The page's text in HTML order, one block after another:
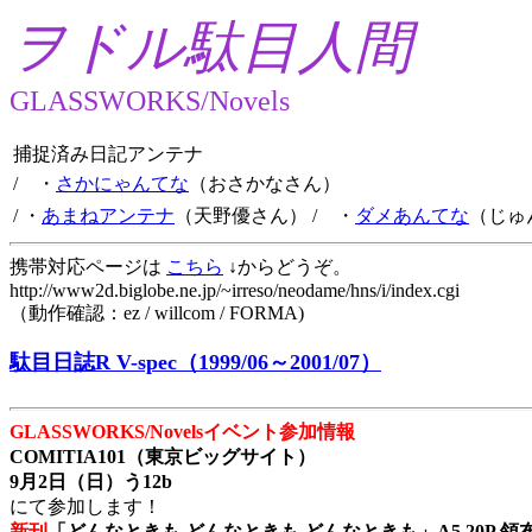
ヲドル駄目人間
GLASSWORKS/Novels
捕捉済み日記アンテナ
/ ・ さかにゃんてな （おさかなさん）
/ ・ あまねアンテナ （天野優さん） / ・ ダメあんてな （じ
携帯対応ページは こちら ↓からどうぞ。
http://www2d.biglobe.ne.jp/~irreso/neodame/hns/i/index.cgi
（動作確認：ez / willcom / FORMA)
駄目日誌R V-spec（1999/06～2001/07）
GLASSWORKS/Novelsイベント参加情報
COMITIA101（東京ビッグサイト）
9月2日（日）う12b
にて参加します！